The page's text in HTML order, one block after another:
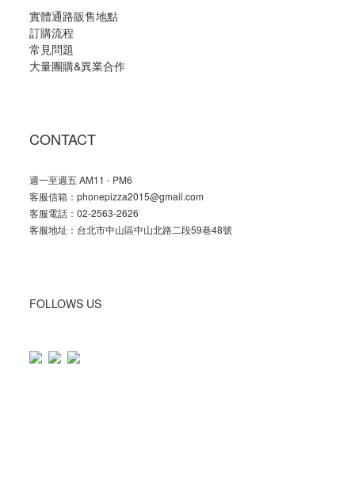
實體通路販售地點
訂購流程
常見問題
大量團購&異業合作
CONTACT
週一至週五 AM11 - PM6
客服信箱：phonepizza2015@gmail.com
客服電話：02-2563-2626
客服地址：台北市中山區中山北路二段59巷48號
FOLLOWS US